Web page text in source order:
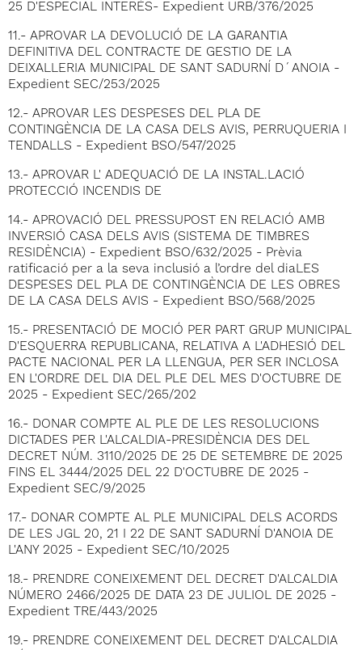
25 D'ESPECIAL INTERÉS- Expedient URB/376/2025
11.- APROVAR LA DEVOLUCIÓ DE LA GARANTIA
DEFINITIVA DEL CONTRACTE DE GESTIO DE LA
DEIXALLERIA MUNICIPAL DE SANT SADURNÍ D´ANOIA -
Expedient SEC/253/2025
12.- APROVAR LES DESPESES DEL PLA DE
CONTINGÈNCIA DE LA CASA DELS AVIS, PERRUQUERIA I
TENDALLS - Expedient BSO/547/2025
13.- APROVAR L' ADEQUACIÓ DE LA INSTAL.LACIÓ
PROTECCIÓ INCENDIS DE
14.- APROVACIÓ DEL PRESSUPOST EN RELACIÓ AMB
INVERSIÓ CASA DELS AVIS (SISTEMA DE TIMBRES
RESIDÈNCIA) - Expedient BSO/632/2025 - Prèvia
ratificació per a la seva inclusió a l’ordre del diaLES
DESPESES DEL PLA DE CONTINGÈNCIA DE LES OBRES
DE LA CASA DELS AVIS - Expedient BSO/568/2025
15.- PRESENTACIÓ DE MOCIÓ PER PART GRUP MUNICIPAL
D'ESQUERRA REPUBLICANA, RELATIVA A L'ADHESIÓ DEL
PACTE NACIONAL PER LA LLENGUA, PER SER INCLOSA
EN L'ORDRE DEL DIA DEL PLE DEL MES D'OCTUBRE DE
2025 - Expedient SEC/265/202
16.- DONAR COMPTE AL PLE DE LES RESOLUCIONS
DICTADES PER L'ALCALDIA-PRESIDÈNCIA DES DEL
DECRET NÚM. 3110/2025 DE 25 DE SETEMBRE DE 2025
FINS EL 3444/2025 DEL 22 D'OCTUBRE DE 2025 -
Expedient SEC/9/2025
17.- DONAR COMPTE AL PLE MUNICIPAL DELS ACORDS
DE LES JGL 20, 21 I 22 DE SANT SADURNÍ D'ANOIA DE
L'ANY 2025 - Expedient SEC/10/2025
18.- PRENDRE CONEIXEMENT DEL DECRET D'ALCALDIA
NÚMERO 2466/2025 DE DATA 23 DE JULIOL DE 2025 -
Expedient TRE/443/2025
19.- PRENDRE CONEIXEMENT DEL DECRET D'ALCALDIA